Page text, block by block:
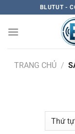
to
content
BLUTUT -
TRANG CHỦ /